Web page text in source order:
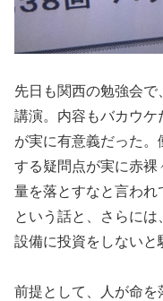
先日も関西の勉強会
講演。内容もバカウ
が実に有意義だった
する疑問点が実に赤
量を落とすなと言わ
という話と、さらに
設備に投資をしないと
前提として、人が命